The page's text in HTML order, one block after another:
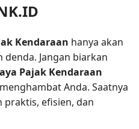
Kendaraan hanya akan
Jangan biarkan
Pajak Kendaraan
menghambat Anda. Saatnya
praktis, efisien, dan